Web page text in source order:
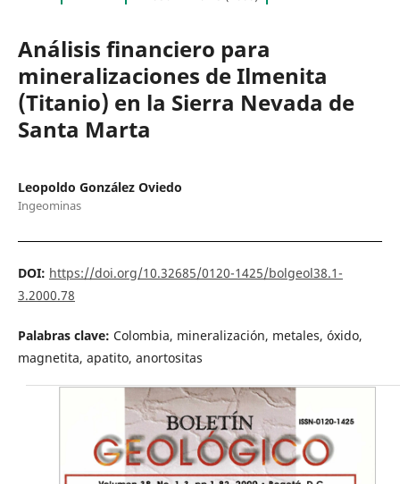
Análisis financiero para
mineralizaciones de Ilmenita
(Titanio) en la Sierra Nevada de
Santa Marta
Leopoldo González Oviedo
Ingeominas
DOI: https://doi.org/10.32685/0120-1425/bolgeol38.1-
3.2000.78
Palabras clave: Colombia, mineralización, metales, óxido,
magnetita, apatito, anortositas